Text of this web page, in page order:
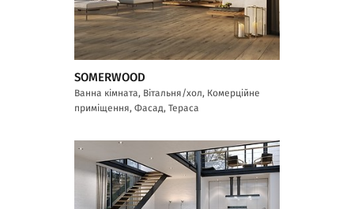
SOMERWOOD
Ванна кімната, Вітальня/хол, Комерційне
приміщення, Фасад, Тераса